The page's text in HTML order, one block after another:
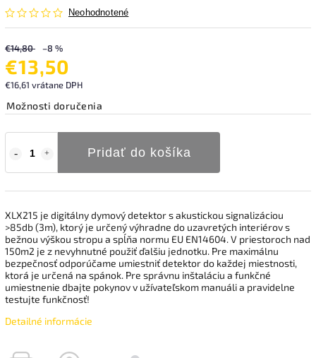
Neohodnotené
€14,80 –8 %
€13,50
€16,61 vrátane DPH
Možnosti doručenia
Pridať do košíka
XLX215 je digitálny dymový detektor s akustickou signalizáciou
>85db (3m), ktorý je určený výhradne do uzavretých interiérov s
bežnou výškou stropu a spĺňa normu EU EN14604. V priestoroch nad
150m2 je z nevyhnutné použiť ďalšiu jednotku. Pre maximálnu
bezpečnosť odporúčame umiestniť detektor do každej miestnosti,
ktorá je určená na spánok. Pre správnu inštaláciu a funkčné
umiestnenie dbajte pokynov v užívateľskom manuáli a pravidelne
testujte funkčnosť!
Detailné informácie